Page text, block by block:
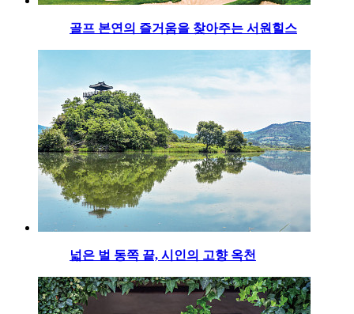
골프 본연의 즐거움을 찾아주는 서원힐스
넓은 벌 동쪽 끝, 시인의 고향 옥천